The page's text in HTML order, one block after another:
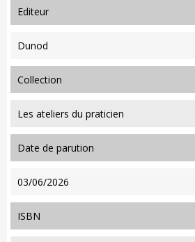
editeur
Dunod
collection
Les ateliers du praticien
date de parution
03/06/2026
ISBN